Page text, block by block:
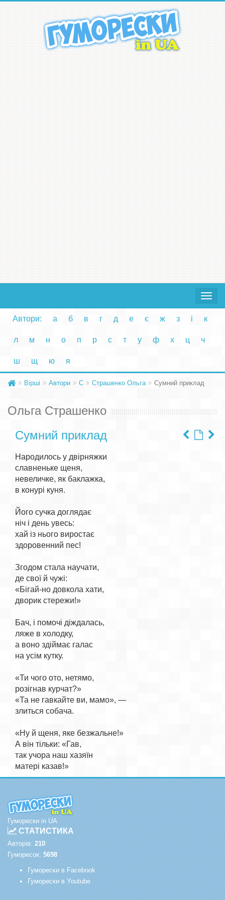
Toggle
Автори: а б в г д е є ж з і к
л м н о п р с т у ф х ц ч
ш щ ю я
Вірші Автори С Страшенко Ольга Сумний приклад
Ольга Страшенко
Сумний приклад
Народилось у двірняжки
славненьке щеня,
невеличке, як баклажка,
в конурі куня.
Його сучка доглядає
ніч і день увесь:
хай із нього виростає
здоровенний пес!
Згодом стала научати,
де свої й чужі:
«Бігай-но довкола хати,
дворик стережи!»
Бач, і помочі діждалась,
ляже в холодку,
а воно здіймає галас
на усім кутку.
«Ти чого ото, нетямо,
розігнав курчат?»
«Та не гавкайте ви, мамо», —
злиться собача.
«Ну й щеня, яке безжальне!»
А він тільки: «Гав,
так учора наш хазяїн
Гуморески in UA
СТАТИСТИКА
Авторів: 210
Гуморесок: 5698
Гуморески в Facebook
Гуморески в Youtube